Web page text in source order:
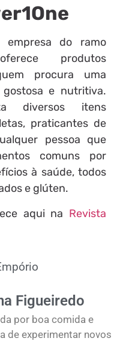
empresa do ramo
produtos
procura uma
gostosa e nutritiva.
diversos itens
praticantes de
pessoa que
comuns por
à saúde, todos
e glúten.
aqui na Revista
Figueiredo
por boa comida e
de experimentar novos